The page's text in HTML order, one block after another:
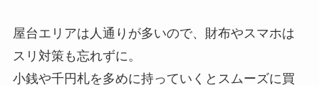
屋台エリアは人通りが多いので、財布やスマホは
スリ対策も忘れずに。
小銭や千円札を多めに持っていくとスムーズに買